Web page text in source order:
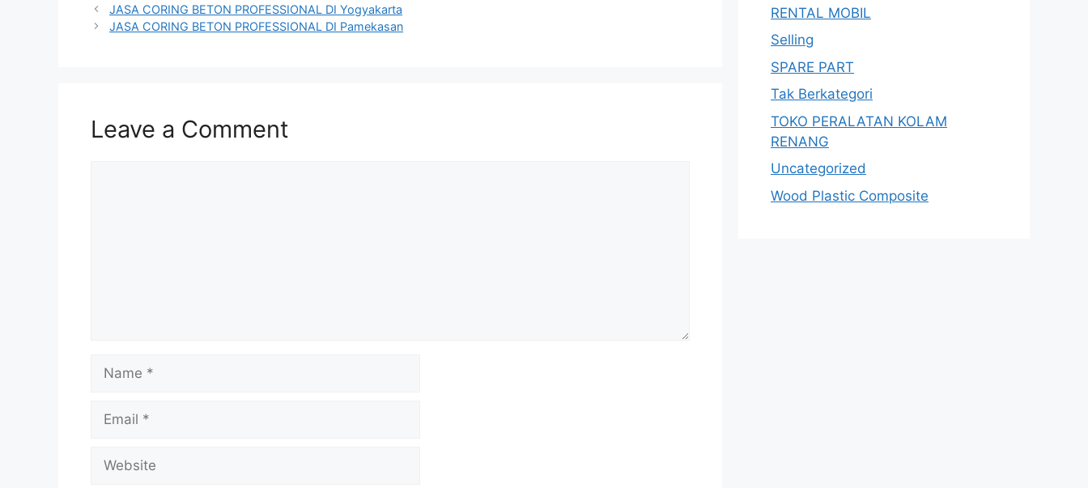
JASA CORING BETON PROFESSIONAL DI Yogyakarta
JASA CORING BETON PROFESSIONAL DI Pamekasan
Leave a Comment
RENTAL MOBIL
Selling
SPARE PART
Tak Berkategori
TOKO PERALATAN KOLAM
RENANG
Uncategorized
Wood Plastic Composite